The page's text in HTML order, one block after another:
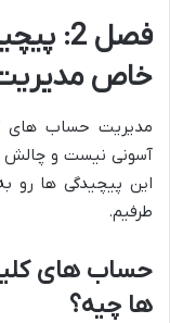
فصل
خاص
مدیریت حساب های
آسونی نیست و چالش
این پیچیدگی ها رو
طرفیم.
حساب های
ها چیه؟